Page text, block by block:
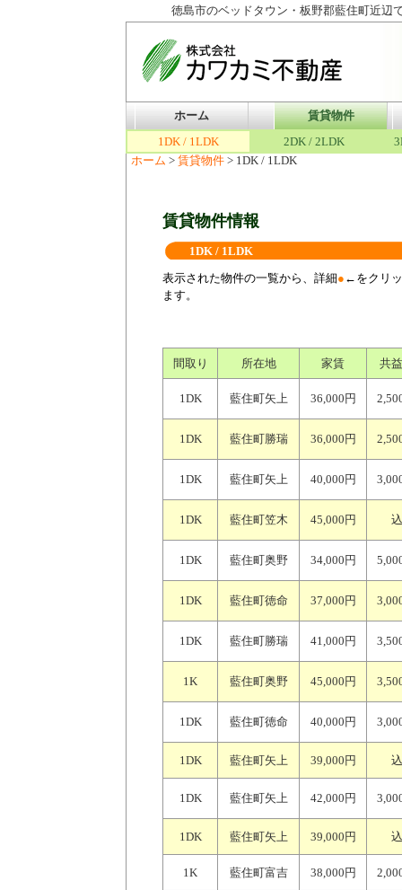
徳島市のベッドタウン・板野郡藍住町近辺
ホーム
賃貸物件
1DK / 1LDK
2DK / 2LDK
ホーム > 賃貸物件 > 1DK / 1LDK
賃貸物件情報
1DK / 1LDK
表示された物件の一覧から、 詳細● ←をクリ
ます。
間取り 所在地 家賃 共
1DK 藍住町矢上 36,000円
1DK 藍住町勝瑞 36,000円
1DK 藍住町矢上 40,000円
1DK 藍住町笠木 45,000円 込
1DK 藍住町奥野 34,000円
1DK 藍住町徳命 37,000円
1DK 藍住町勝瑞 41,000円
1K 藍住町奥野 45,000円
1DK 藍住町徳命 40,000円
1DK 藍住町矢上 39,000円 込
1DK 藍住町矢上 42,000円
1DK 藍住町矢上 39,000円 込
1K 藍住町富吉 38,000円